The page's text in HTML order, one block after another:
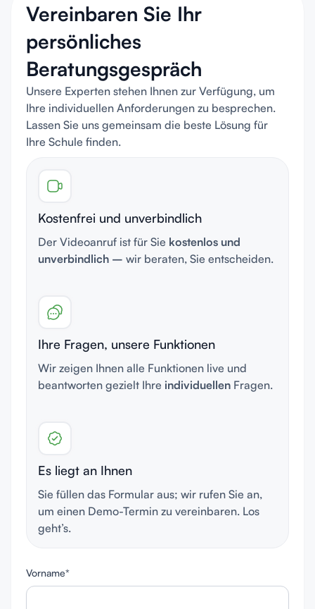
Vereinbaren Sie Ihr
persönliches
Beratungsgespräch
Unsere Experten stehen Ihnen zur Verfügung, um
Ihre individuellen Anforderungen zu besprechen.
Lassen Sie uns gemeinsam die beste Lösung für
Ihre Schule finden.
Kostenfrei und unverbindlich
Der Videoanruf ist für Sie kostenlos und
unverbindlich – wir beraten, Sie entscheiden.
Ihre Fragen, unsere Funktionen
Wir zeigen Ihnen alle Funktionen live und
beantworten gezielt Ihre individuellenFragen.
Es liegt an Ihnen
Sie füllen das Formular aus; wir rufen Sie an,
um einen Demo-Termin zu vereinbaren. Los
geht’s.
Vorname*